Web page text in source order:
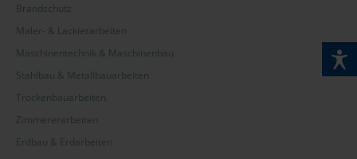
Brandschutz
Maler- & Lackierarbeiten
Maschinentechnik & Maschinenbau
Stahlbau & Metallbauarbeiten
Trockenbauarbeiten
Zimmererarbeiten
Erdbau & Erdarbeiten